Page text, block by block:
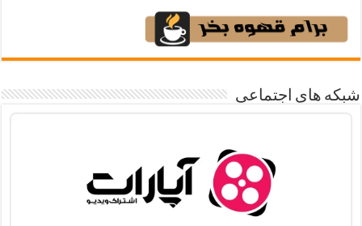
شبکه های اجتماعی